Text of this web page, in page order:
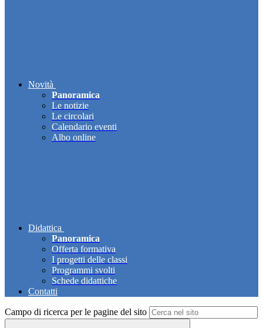
Novità
Panoramica
Le notizie
Le circolari
Calendario eventi
Albo online
Didattica
Panoramica
Offerta formativa
I progetti delle classi
Programmi svolti
Schede didattiche
Contatti
Campo di ricerca per le pagine del sito